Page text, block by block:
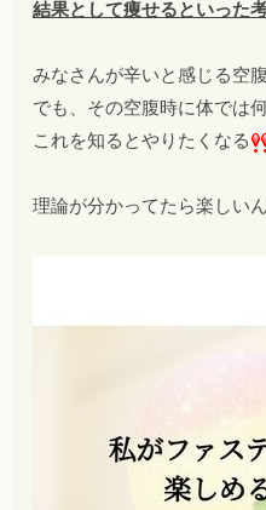
結果として痩せるといった考
みなさんが辛いと感じる空腹
でも、その空腹時に体では
これを知るとやりたくなる
理論が分かってたら楽しい